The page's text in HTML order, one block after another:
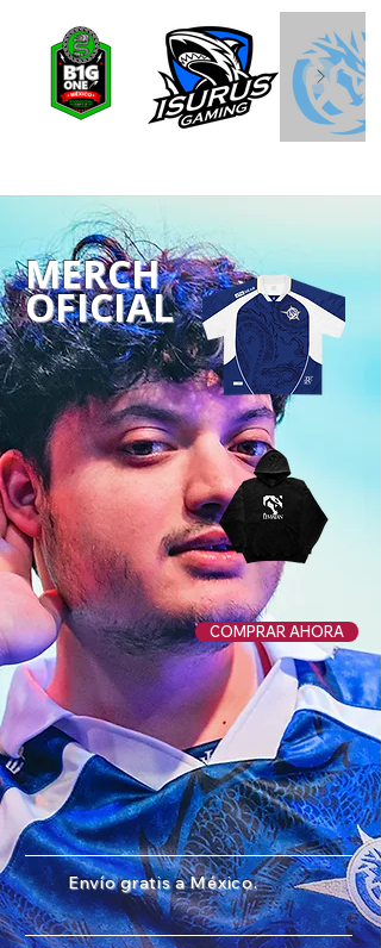
MERCH
OFICIAL
COMPRAR AHORA
Envío gratis a México.